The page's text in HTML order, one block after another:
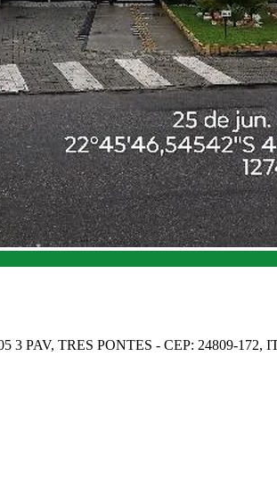
3 PAV, TRES PONTES - CEP: 24809-172,